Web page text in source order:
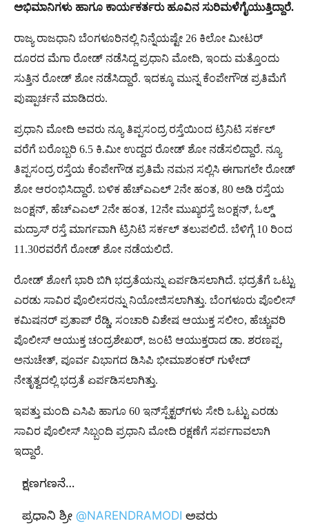
ಅಭಿಮಾನಿಗಳು ಹಾಗೂ ಕಾರ್ಯಕರ್ತರು ಹೂವಿನ ಸುರಿಮಳೆಗೈಯುತ್ತಿದ್ದಾರೆ.
ರಾಜ್ಯ ರಾಜಧಾನಿ ಬೆಂಗಳೂರಿನಲ್ಲಿ ನಿನ್ನೆಯಷ್ಟೇ 26 ಕಿಲೋ ಮೀಟರ್​​​
ದೂರದ ಮೆಗಾ ರೋಡ್​ ನಡೆಸಿದ್ದ ಪ್ರಧಾನಿ ಮೋದಿ, ಇಂದು ಮತ್ತೊಂದು
ಸುತ್ತಿನ ರೋಡ್​ ಶೋ ನಡೆಸಿದ್ದಾರೆ. ಇದಕ್ಕೂ ಮುನ್ನ ಕೆಂಪೇಗೌಡ ಪ್ರತಿಮೆಗೆ
ಪುಷ್ಪಾರ್ಚನೆ ಮಾಡಿದರು.
ಪ್ರಧಾನಿ ಮೋದಿ ಅವರು ನ್ಯೂ ತಿಪ್ಪಸಂದ್ರ ರಸ್ತೆಯಿಂದ ಟ್ರಿನಿಟಿ ಸರ್ಕಲ್
ವರೆಗೆ ಬರೊಬ್ಬರಿ 6.5 ಕಿ.ಮೀ ಉದ್ದದ ರೋಡ್ ಶೋ ನಡೆಸಲಿದ್ದಾರೆ. ನ್ಯೂ
ತಿಪ್ಪಸಂದ್ರ ರಸ್ತೆಯ ಕೆಂಪೇಗೌಡ ಪ್ರತಿಮೆ ನಮನ ಸಲ್ಲಿಸಿ ಈಗಾಗಲೇ ರೋಡ್
ಶೋ ಆರಂಭಿಸಿದ್ದಾರೆ. ಬಳಿಕ ಹೆಚ್​ಎಎಲ್ 2ನೇ ಹಂತ, 80 ಅಡಿ ರಸ್ತೆಯ
ಜಂಕ್ಷನ್, ಹೆಚ್​ಎಎಲ್ 2ನೇ ಹಂತ, 12ನೇ ಮುಖ್ಯರಸ್ತೆ ಜಂಕ್ಷನ್, ಓಲ್ಡ್
ಮದ್ರಾಸ್ ರಸ್ತೆ ಮಾರ್ಗವಾಗಿ ಟ್ರಿನಿಟಿ ಸರ್ಕಲ್ ತಲುಪಲಿದೆ. ಬೆಳಿಗ್ಗೆ 10 ರಿಂದ
11.30ರವರೆಗೆ ರೋಡ್ ಶೋ ನಡೆಯಲಿದೆ.
ರೋಡ್​ ಶೋಗೆ ಭಾರಿ ಬಿಗಿ ಭದ್ರತೆಯನ್ನು ಏರ್ಪಡಿಸಲಾಗಿದೆ. ಭದ್ರತೆಗೆ ಒಟ್ಟು
ಎರಡು ಸಾವಿರ ಪೊಲೀಸರನ್ನು ನಿಯೋಜಿಸಲಾಗಿತ್ತು. ಬೆಂಗಳೂರು ಪೊಲೀಸ್
ಕಮಿಷನರ್ ಪ್ರತಾಪ್ ರೆಡ್ಡಿ, ಸಂಚಾರಿ ವಿಶೇಷ ಆಯುಕ್ತ ಸಲೀಂ, ಹೆಚ್ಚುವರಿ
ಪೊಲೀಸ್ ಆಯುಕ್ತ ಚಂದ್ರಶೇಖರ್, ಜಂಟಿ ಆಯುಕ್ತರಾದ ಡಾ. ಶರಣಪ್ಪ,
ಅನುಚೇತ್, ಪೂರ್ವ ವಿಭಾಗದ ಡಿಸಿಪಿ ಭೀಮಾಶಂಕರ್ ಗುಳೇದ್
ನೇತೃತ್ವದಲ್ಲಿ ಭದ್ರತೆ ಏರ್ಪಡಿಸಲಾಗಿತ್ತು.
ಇಪತ್ತು ಮಂದಿ ಎಸಿಪಿ ಹಾಗೂ 60 ಇನ್​ಸ್ಪೆಕ್ಟರ್​ಗಳು ಸೇರಿ ಒಟ್ಟು ಎರಡು
ಸಾವಿರ ಪೊಲೀಸ್​ ಸಿಬ್ಬಂದಿ ಪ್ರಧಾನಿ ಮೋದಿ ರಕ್ಷಣೆಗೆ ಸರ್ಪಗಾವಲಾಗಿ
ಇದ್ದಾರೆ.
ಕ್ಷಣಗಣನೆ…
ಪ್ರಧಾನಿ ಶ್ರೀ@NARENDRAMODI ಅವರು